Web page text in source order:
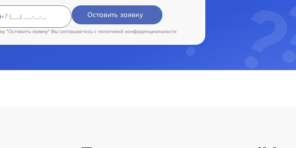
Оставить заявку
"Оставить заявку" Вы соглашаетесь c политикой конфиденциальности